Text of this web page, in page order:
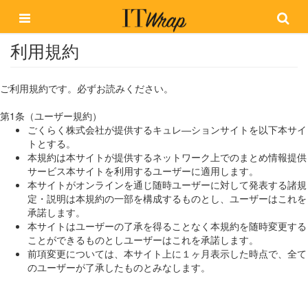
利用規約
ご利用規約です。必ずお読みください。
第1条（ユーザー規約）
ごくらく株式会社が提供するキュレ―ションサイトを以下本サイ
トとする。
本規約は本サイトが提供するネットワーク上でのまとめ情報提供
サービス本サイトを利用するユーザーに適用します。
本サイトがオンラインを通じ随時ユーザーに対して発表する諸規
定・説明は本規約の一部を構成するものとし、ユーザーはこれを
承諾します。
本サイトはユーザーの了承を得ることなく本規約を随時変更する
ことができるものとしユーザーはこれを承諾します。
前項変更については、本サイト上に１ヶ月表示した時点で、全て
のユーザーが了承したものとみなします。